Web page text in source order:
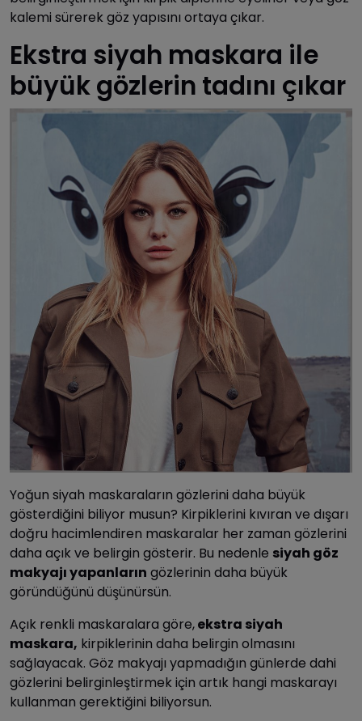
kalemi sürerek göz yapısını ortaya çıkar.
Ekstra siyah maskara ile
büyük gözlerin tadını çıkar
Yoğun siyah maskaraların gözlerini daha büyük
gösterdiğini biliyor musun? Kirpiklerini kıvıran ve dışarı
doğru hacimlendiren maskaralar her zaman gözlerini
daha açık ve belirgin gösterir. Bu nedenle siyah göz
makyajı yapanların gözlerinin daha büyük
göründüğünü düşünürsün.
Açık renkli maskaralara göre,ekstra siyah
maskara, kirpiklerinin daha belirgin olmasını
sağlayacak. Göz makyajı yapmadığın günlerde dahi
gözlerini belirginleştirmek için artık hangi maskarayı
kullanman gerektiğini biliyorsun.